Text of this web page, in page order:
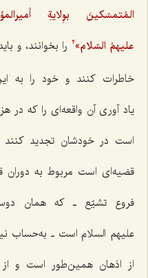
المُتمسّکینَ بوِلایةِ
علیهمُ السّلام»2
را بخوانند، و
خاطرات کنند و خود را به
یاد آوری آن واقعه‌ای را که در
است در خودشان تجدید
قضیه‌ای است مربوط به دوران
فروع تشیّع ـ که همان
علیهم السلام است ـ به‌حساب
از اذهان همین‌طور است و